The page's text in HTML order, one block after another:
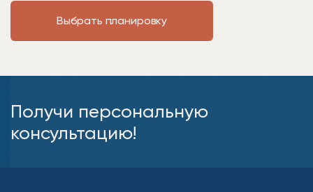
Выбрать планировку
Получи персональную
консультацию!